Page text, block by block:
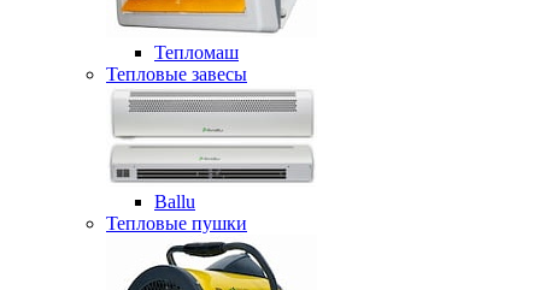
Тепломаш
Тепловые завесы
Ballu
Тепловые пушки